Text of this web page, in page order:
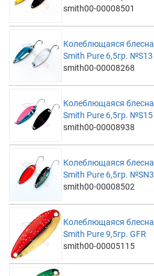
smith00-00008501
Колеблющаяся блесна
Smith Pure 6,5гр. №S13
smith00-00008268
Колеблющаяся блесна
Smith Pure 6,5гр. №S15
smith00-00008938
Колеблющаяся блесна
Smith Pure 6,5гр. №SN3
smith00-00008502
Колеблющаяся блесна
Smith Pure 9,5гр. GFR
smith00-00005115